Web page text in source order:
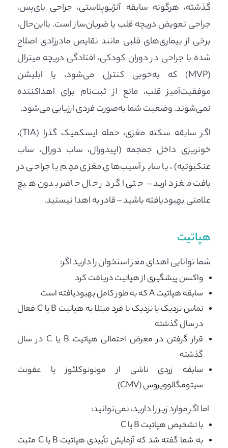
گذشته، هرگونه سابقه آنژیوپلاستی، جراحی بای‌پس،
جراحی تعویض دریچه قلب یا ضربان‌ساز است. بااین‌حال،
برخی از بیماری‌های قلبی مانند نقایص مادرزادی اصلاح
شده با جراحی در دوران کودکی، افتادگی دریچه میترال
(MVP) که به‌خوبی کنترل می‌شود، یا ابلیشن
موفقیت‌آمیز قلب، مانع از ثبت‌نام برای اهداکننده
نمی‌شوند. وضعیت شما به‌صورت فردی ارزیابی می‌شود.
اگر سابقه سکته مغزی، حمله ایسکمیک گذرا (TIA)،
خونریزی داخل جمجمه (اپیدورال، ساب دورال، ساب
عنکبوتیه)، یا سایر آسیب‌های مغزی مهم یا جراحی در
بافت مغز دارید – حتی اگر در حال حاضر بدون هیچ
علامتی بهبودیافته باشید – قادر به اهدا نیستید.
هپاتیت
شما توانایی اهدای مغز استخوان را دارید اگر:
واکسن پیشگیری از هپاتیت دریافت کرد
سابقه هپاتیت A که به طور کامل بهبودیافته است
تماس نزدیک یا نزدیک با فرد مبتلا به هپاتیت B یا C فعال
در سال گذشته
قرار گرفتن در معرض احتمالی هپاتیت B یا C در سال
گذشته
سابقه زردی ناشی از مونونوکلئوز یا عفونت
سیتومگالوویروس (CMV)
اما اگر موارد زیر را دارید، نمی‌توانید:
با تشخیص هپاتیت B یا C
به شما گفته شد که آزمایش تأییدی هپاتیت B یا C مثبت